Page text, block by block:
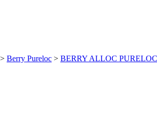
Berry Pureloc > BERRY ALLOC